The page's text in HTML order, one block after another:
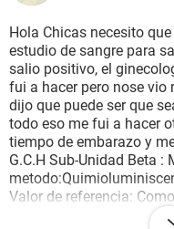
BIENESTAR
SEXUALIDAD
GLOSARIO
Hola Chicas necesito
estudio de sangre para
salio positivo, el
fui a hacer pero nose vio
dijo que puede ser que
todo eso me fui a hacer
tiempo de embarazo y
G.C.H Sub-Unidad Beta :
Valor de referencia: